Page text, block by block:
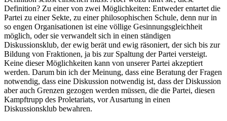
Definition? Zu einer von zwei Möglichkeiten: Entweder entartet die
Partei zu einer Sekte, zu einer philosophischen Schule, denn nur in
so engen Organisationen ist eine völlige Gesinnungsgleichheit
möglich, oder sie verwandelt sich in einen ständigen
Diskussionsklub, der ewig berät und ewig räsoniert, der sich bis zur
Bildung von Fraktionen, ja bis zur Spaltung der Partei versteigt.
Keine dieser Möglichkeiten kann von unserer Partei akzeptiert
werden. Darum bin ich der Meinung, dass eine Beratung der Fragen
notwendig, dass eine Diskussion notwendig ist, dass der Diskussion
aber auch Grenzen gezogen werden müssen, die die Partei, diesen
Kampftrupp des Proletariats, vor Ausartung in einen
Diskussionsklub bewahren.